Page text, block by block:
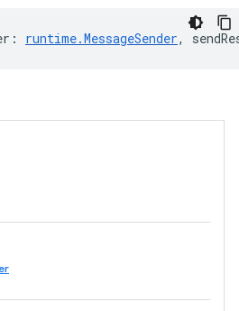
: runtime.MessageSender,